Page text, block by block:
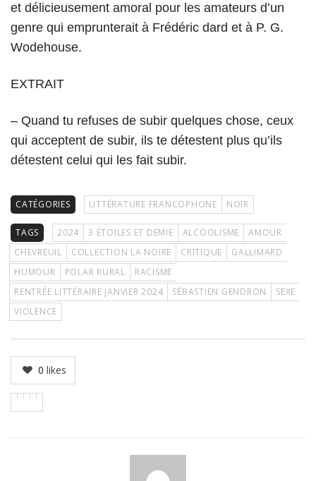
et délicieusement amoral pour les amateurs d’un
genre qui emprunterait à Frédéric dard et à P. G.
Wodehouse.
EXTRAIT
– Quand tu refuses de subir quelques chose, ceux
qui acceptent de subir, ils te détestent plus qu’ils
détestent celui qui les fait subir.
CATÉGORIES LITTÉRATURE FRANCOPHONE NOIR
TAGS 2024 3 ÉTOILES ET DEMIE ALCOOLISME
AMOUR
CHEVREUIL
COLLECTION LA NOIRE CRITIQUE
GALLIMARD
HUMOUR
POLAR RURAL
RACISME
RENTRÉE LITTÉRAIRE JANVIER 2024
SÉBASTIEN GENDRON
SEXE
VIOLENCE
0 likes